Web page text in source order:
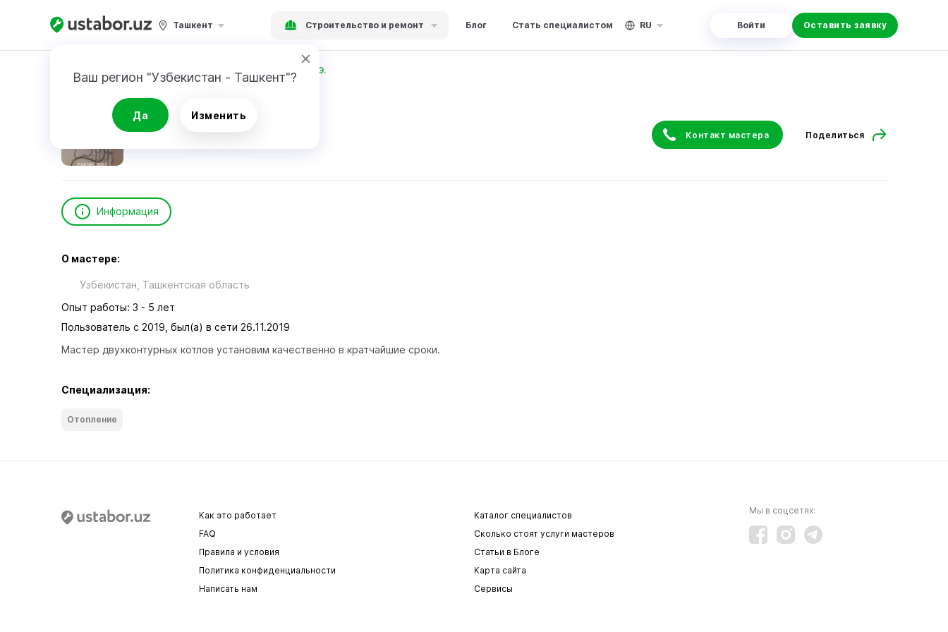
Ташкент Строительство и ремонт Блог Стать специалистом RU Войти Оставить заявку
Ваш регион "Узбекистан - Ташкент"?
Да Изменить
Главная Строительство и ремонт Юнусов Э.
Юнусов Э.
Контакт мастера Поделиться
Информация
О мастере:
Узбекистан, Ташкентская область
Опыт работы: 3 - 5 лет
Пользователь с 2019, был(а) в сети 26.11.2019
Мастер двухконтурных котлов установим качественно в кратчайшие сроки.
Специализация:
Отопление
Как это работает
Каталог специалистов
FAQ
Сколько стоят услуги мастеров
Правила и условия
Статьи в Блоге
Политика конфиденциальности
Карта сайта
Написать нам
Сервисы
Мы в соцсетях: